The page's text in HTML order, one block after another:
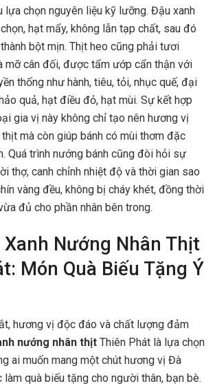
lựa chọn nguyên liệu kỹ lưỡng. Đậu xanh
hạt mẩy, không lẫn tạp chất, sau đó
bột mịn. Thịt heo cũng phải tươi
mỡ cân đối, được tẩm ướp cẩn thận với
thống như hành, tiêu, tỏi, nhục quế, đại
quả, hạt điều đỏ, hạt mùi. Sự kết hợp
gia vị này không chỉ tạo nên hương vị
mà còn giúp bánh có mùi thơm đặc
Quá trình nướng bánh cũng đòi hỏi sự
thợ, canh chỉnh nhiệt độ và thời gian sao
vàng đều, không bị cháy khét, đồng thời
đủ cho phần nhân bên trong.
Xanh Nướng Nhân Thịt
Món Quà Biếu Tặng Ý
hương vị độc đáo và chất lượng đảm
nướng nhân thịt Thiên Phát là lựa chọn
ai muốn mang một chút hương vị Đà
làm quà biếu tặng cho người thân, bạn bè.